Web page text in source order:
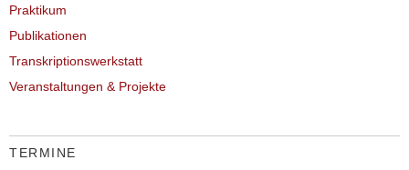
Praktikum
Publikationen
Transkriptionswerkstatt
Veranstaltungen & Projekte
TERMINE